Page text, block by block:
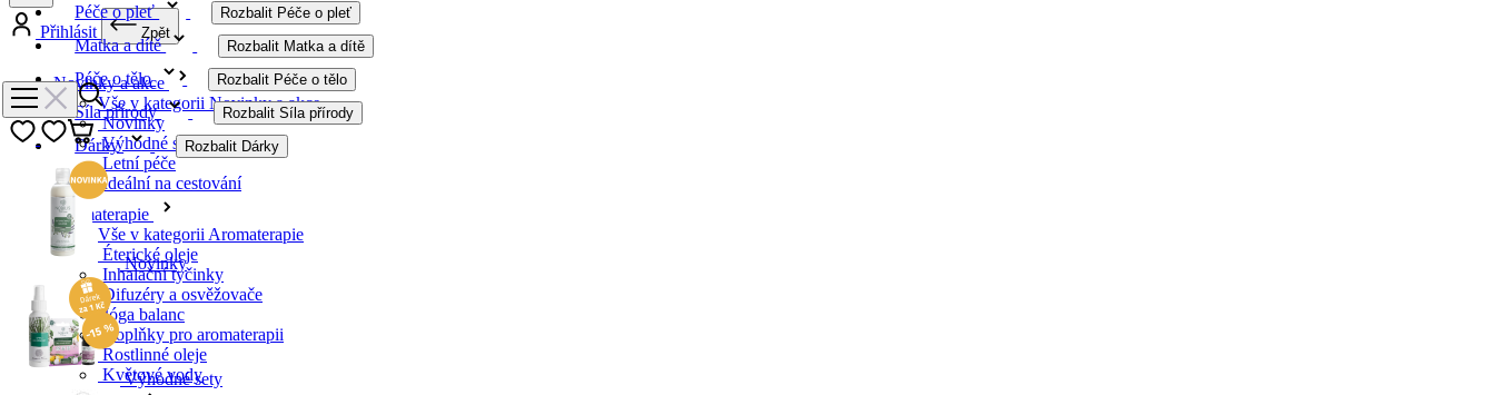
Péče o pleť Rozbalit Péče o pleť
Matka a dítě Rozbalit Matka a dítě
Péče o tělo Rozbalit Péče o tělo
Síla přírody Rozbalit Síla přírody
Dárky Rozbalit Dárky
Novinky
Výhodné sety
Přihlásit Zpět
Novinky a akce
Vše v kategorii Novinky a akce
Novinky
Výhodné sety
Letní péče
Ideální na cestování
Aromaterapie
Vše v kategorii Aromaterapie
Éterické oleje
Inhalační tyčinky
Difuzéry a osvěžovače
Jóga balanc
Doplňky pro aromaterapii
Rostlinné oleje
Květové vody